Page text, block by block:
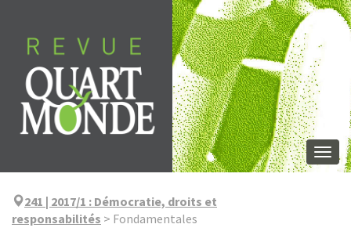
contenu
241 | 2017/1 : Démocratie, droits et
responsabilités > Fondamentales